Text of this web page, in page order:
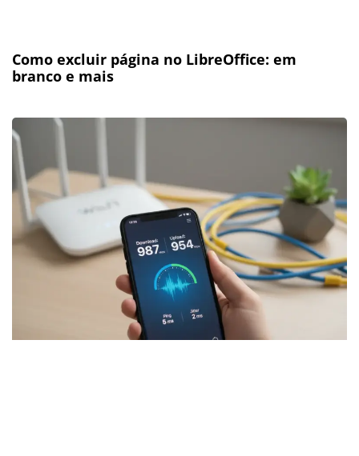
Como excluir página no LibreOffice: em
branco e mais